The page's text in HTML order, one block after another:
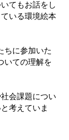
てもお話をし
いる環境絵本
ちに参加いた
いての理解を
会課題につい
考えていま